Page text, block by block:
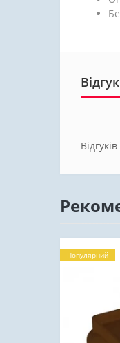
Популярний